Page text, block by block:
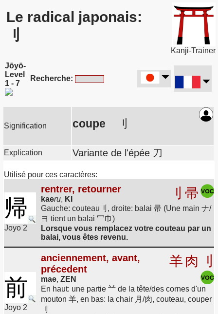
Le radical japonais:
刂
Kanji-Trainer
Jōyō-
Level
1 - 7
Recherche:
Signification coupe 刂
Explication Variante de l'épée 刀
Utilisé pour ces caractères:
帰
Joyo 2
rentrer, retourner
kaeru, KI 刂 帚
Gauche: couteau刂, droite: balai 帚 (Une main ナ/
ヨ tient un balai 冖巾)
Lorsque vous remplacez votre couteau par un
balai, vous êtes revenu.
前
Joyo 2
anciennement, avant,
précedent
mae, ZEN
羊 肉 刂
En haut: une partie 䒑 de la tête/des cornes d'un
mouton 羊, en bas: la chair 月/肉, couteau, couper
刂